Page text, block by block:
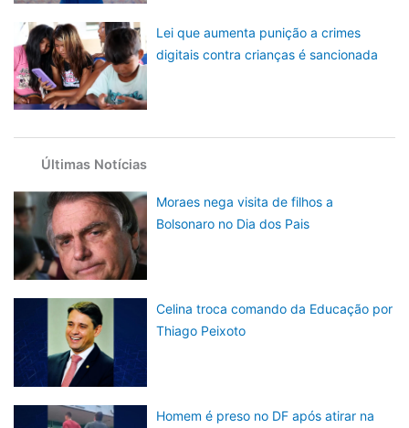
Lei que aumenta punição a crimes
digitais contra crianças é sancionada
Últimas Notícias
Moraes nega visita de filhos a
Bolsonaro no Dia dos Pais
Celina troca comando da Educação por
Thiago Peixoto
Homem é preso no DF após atirar na